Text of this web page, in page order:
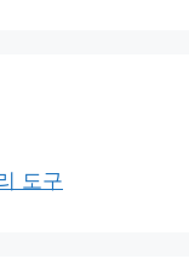
도구